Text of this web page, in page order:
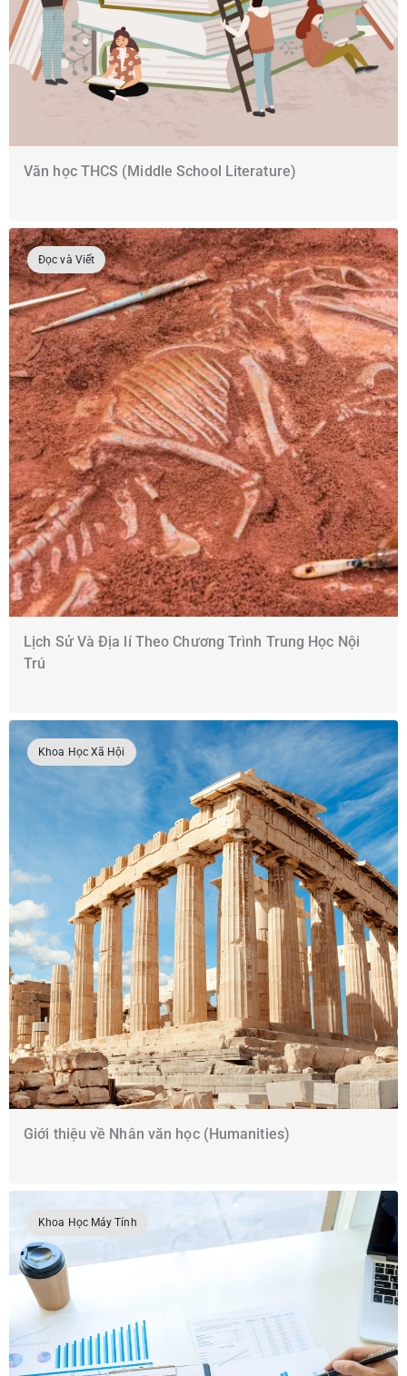
Văn học THCS (Middle School Literature)
Đọc và Viết
Lịch Sử Và Địa lí Theo Chương Trình Trung Học Nội
Trú
Khoa Học Xã Hội
Giới thiệu về Nhân văn học (Humanities)
Khoa Học Máy Tính